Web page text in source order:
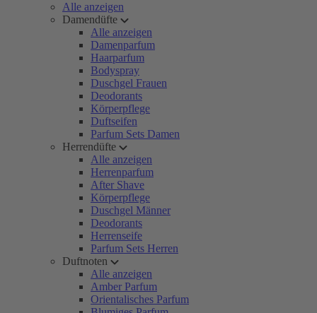
Alle anzeigen
Damendüfte
Alle anzeigen
Damenparfum
Haarparfum
Bodyspray
Duschgel Frauen
Deodorants
Körperpflege
Duftseifen
Parfum Sets Damen
Herrendüfte
Alle anzeigen
Herrenparfum
After Shave
Körperpflege
Duschgel Männer
Deodorants
Herrenseife
Parfum Sets Herren
Duftnoten
Alle anzeigen
Amber Parfum
Orientalisches Parfum